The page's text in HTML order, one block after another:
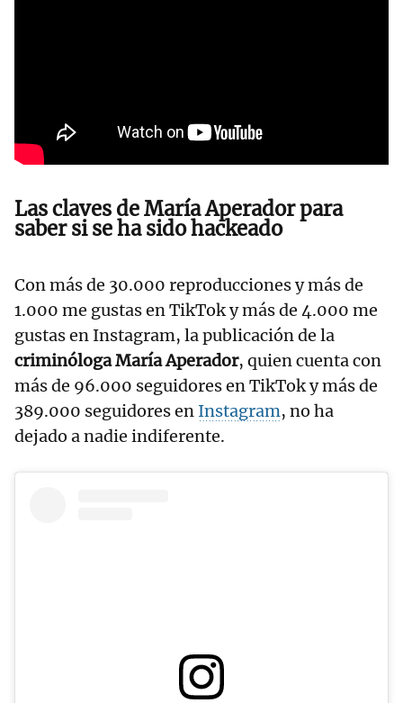
Las claves de María Aperador para
saber si se ha sido hackeado
Con más de 30.000 reproducciones y más de
1.000 me gustas en TikTok y más de 4.000 me
gustas en Instagram, la publicación de la
criminóloga María Aperador, quien cuenta con
más de 96.000 seguidores en TikTok y más de
389.000 seguidores en Instagram, no ha
dejado a nadie indiferente.